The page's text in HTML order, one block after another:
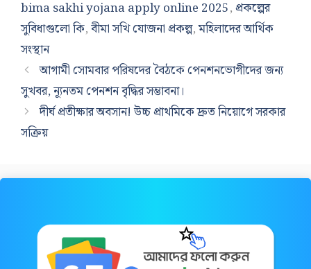
bima sakhi yojana apply online 2025,প্রকল্পের
সুবিধাগুলো কি,বীমা সখি যোজনা প্রকল্প,মহিলাদের আর্থিক
সংস্থান
আগামী সোমবার পরিষদের বৈঠকে পেনশনভোগীদের জন্য
সুখবর, ন্যূনতম পেনশন বৃদ্ধির সম্ভাবনা।
দীর্ঘ প্রতীক্ষার অবসান! উচ্চ প্রাথমিকে দ্রুত নিয়োগে সরকার
সক্রিয়